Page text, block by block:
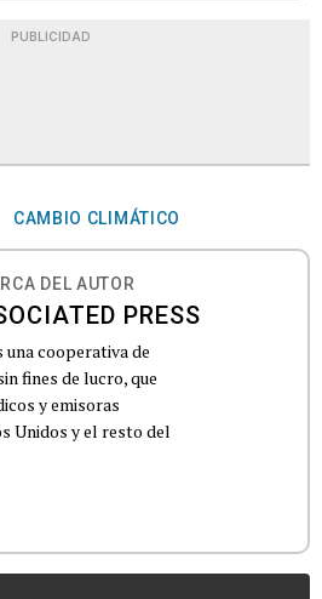
PUBLICIDAD
CAMBIO CLIMÁTICO
DEL AUTOR
PRESS
una cooperativa de
fines de lucro, que
y emisoras
Unidos y el resto del